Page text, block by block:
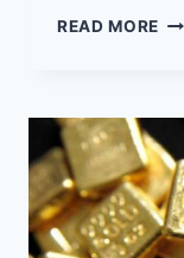
READ MORE